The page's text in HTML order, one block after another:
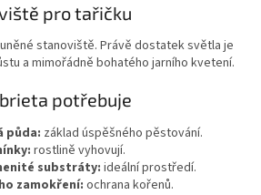
pro tařičku
stanoviště. Právě dostatek světla je
a mimořádně bohatého jarního kvetení.
potřebuje
půda: základ úspěšného pěstování.
rostlině vyhovují.
substráty: ideální prostředí.
zamokření: ochrana kořenů.